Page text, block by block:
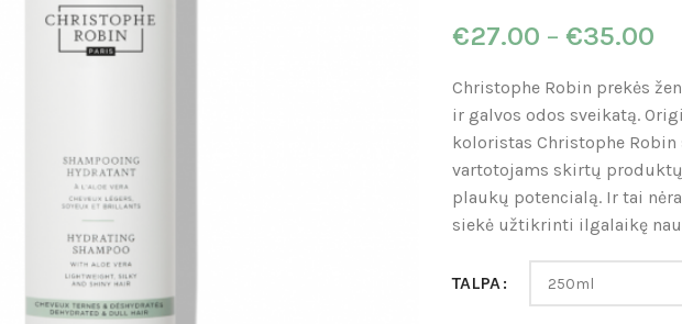
€27.00 – €35.00
Christophe Robin prekės
ir galvos odos sveikatą.
koloristas Christophe
vartotojams skirtų
plaukų potencialą. Ir tai
siekė užtikrinti ilgalaikę
TALPA